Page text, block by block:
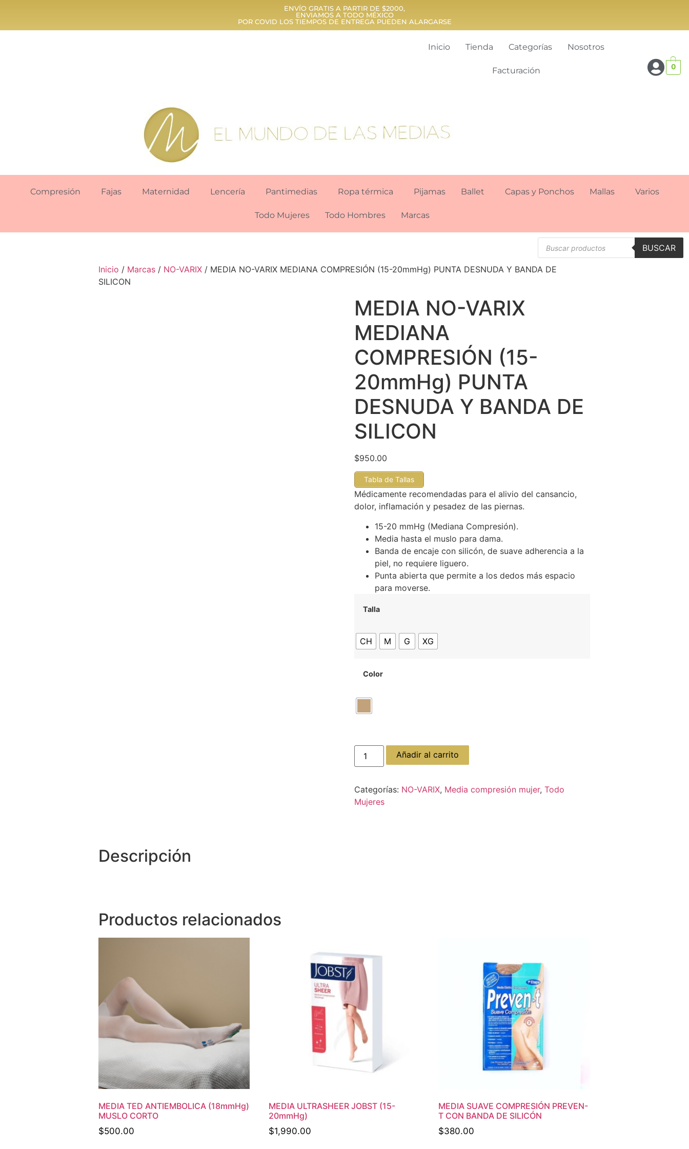
ENVÍO GRATIS A PARTIR DE $2000,
ENVIAMOS A TODO MÉXICO
POR COVID LOS TIEMPOS DE ENTREGA PUEDEN ALARGARSE
Inicio Tienda Categorías Nosotros
Facturación 0
Compresión Fajas Maternidad Lencería Pantimedias Ropa térmica Pijamas Ballet Capas y Ponchos Mallas Varios
Todo Mujeres Todo Hombres Marcas
BUSCAR
Inicio / Marcas / NO-VARIX / MEDIA NO-VARIX MEDIANA COMPRESIÓN (15-20mmHg) PUNTA DESNUDA Y BANDA DE
SILICON
MEDIA NO-VARIX
MEDIANA
COMPRESIÓN (15-
20mmHg) PUNTA
DESNUDA Y BANDA DE
SILICON
$950.00
Tabla de Tallas
Médicamente recomendadas para el alivio del cansancio,
dolor, inflamación y pesadez de las piernas.
15-20 mmHg (Mediana Compresión).
Media hasta el muslo para dama.
Banda de encaje con silicón, de suave adherencia a la
piel, no requiere liguero.
Punta abierta que permite a los dedos más espacio
para moverse.
Talla
CH M G XG
Color
Añadir al carrito
Categorías: NO-VARIX, Media compresión mujer,Todo
Mujeres
Descripción
Productos relacionados
MEDIA TED ANTIEMBOLICA (18mmHg)
MUSLO CORTO
$500.00
MEDIA ULTRASHEER JOBST (15-
20mmHg)
$1,990.00
MEDIA SUAVE COMPRESIÓN PREVEN-
T CON BANDA DE SILICÓN
$380.00